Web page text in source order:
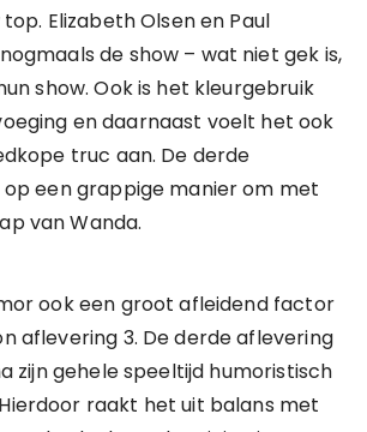
Elizabeth Olsen en Paul
de show – wat niet gek is,
show. Ook is het kleurgebruik
en daarnaast voelt het ook
truc aan. De derde
een grappige manier om met
van Wanda.
ook een groot afleidend factor
aflevering 3. De derde aflevering
zijn gehele speeltijd humoristisch
raakt het uit balans met